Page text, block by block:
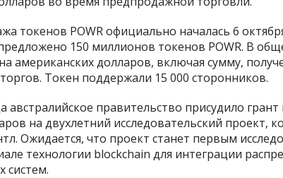
токенов POWR официально началась 6
150 миллионов токенов POWR. В
американских долларов, включая сумму,
Токен поддержали 15 000 сторонников.
австралийское правительство присудило
на двухлетний исследовательский проект,
Ожидается, что проект станет первым
технологии blockchain для интеграции
систем.